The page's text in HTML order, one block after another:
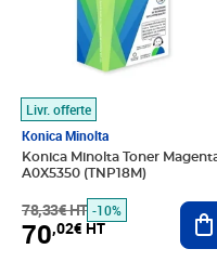
Livr. offerte
Konica Minolta
Konica Minolta Toner
A0X5350 (TNP18M)
78,33€ HT -10%
70,02€ HT